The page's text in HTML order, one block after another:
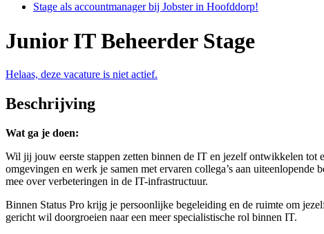
Stage als accountmanager bij Jobster in Hoofddorp!
Junior IT Beheerder Stage
Helaas, deze vacature is niet actief.
Beschrijving
Wat ga je doen:
Wil jij jouw eerste stappen zetten binnen de IT en jezelf ontwikkelen
omgevingen en werk je samen met ervaren collega’s aan
mee over verbeteringen in de IT-infrastructuur.
Binnen Status Pro krijg je persoonlijke begeleiding en de ruimte om
gericht wil doorgroeien naar een meer specialistische rol binnen IT.